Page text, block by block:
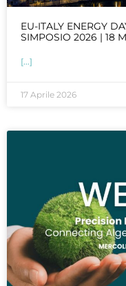
EU-ITALY ENERGY
SIMPOSIO 2026 | 18
[...]
17 Aprile 2026